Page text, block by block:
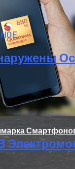
Способ
Смартфонов